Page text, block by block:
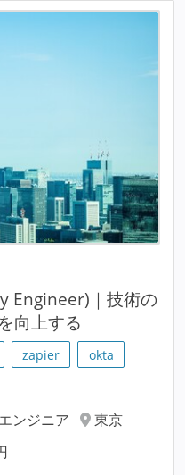
Engineer)｜技術の
向上する
zapier
okta
ンジニア
東京